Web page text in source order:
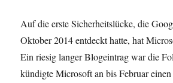
Auf die erste Sicherheitslücke, die
Oktober 2014 entdeckt hatte, hat
Ein riesig langer Blogeintrag war die
kündigte Microsoft an bis Februar